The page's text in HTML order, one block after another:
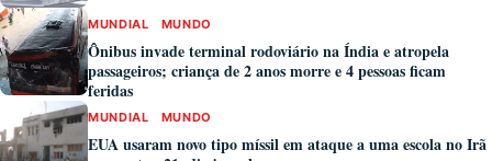
MUNDIAL MUNDO
Ônibus invade terminal rodoviário na Índia e atropela
passageiros; criança de 2 anos morre e 4 pessoas ficam
feridas
MUNDIAL MUNDO
EUA usaram novo tipo míssil em ataque a uma escola no Irã